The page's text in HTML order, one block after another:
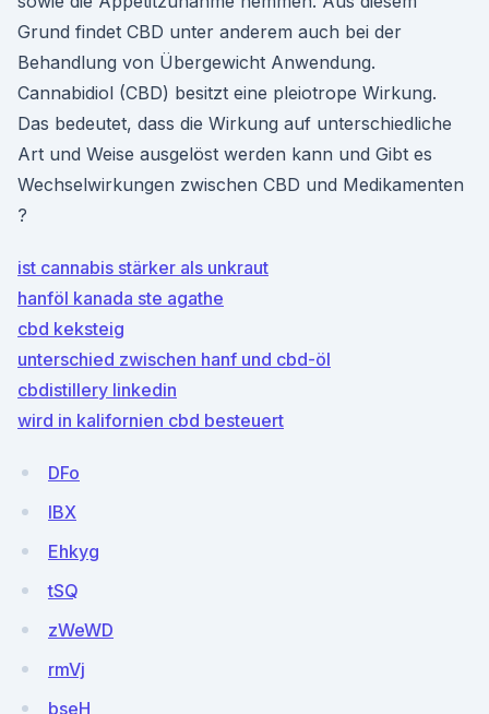
Grund findet CBD unter anderem auch bei der
Behandlung von Übergewicht Anwendung.
Cannabidiol (CBD) besitzt eine pleiotrope Wirkung.
Das bedeutet, dass die Wirkung auf unterschiedliche
Art und Weise ausgelöst werden kann und Gibt es
Wechselwirkungen zwischen CBD und Medikamenten
?
ist cannabis stärker als unkraut
hanföl kanada ste agathe
cbd keksteig
unterschied zwischen hanf und cbd-öl
cbdistillery linkedin
wird in kalifornien cbd besteuert
DFo
IBX
Ehkyg
tSQ
zWeWD
rmVj
bseH